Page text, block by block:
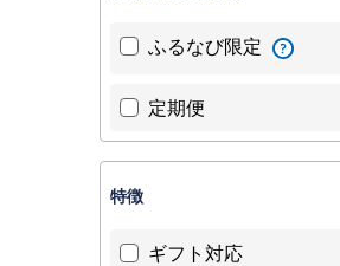
ふるなび限定
定期便
特徴
ギフト対応